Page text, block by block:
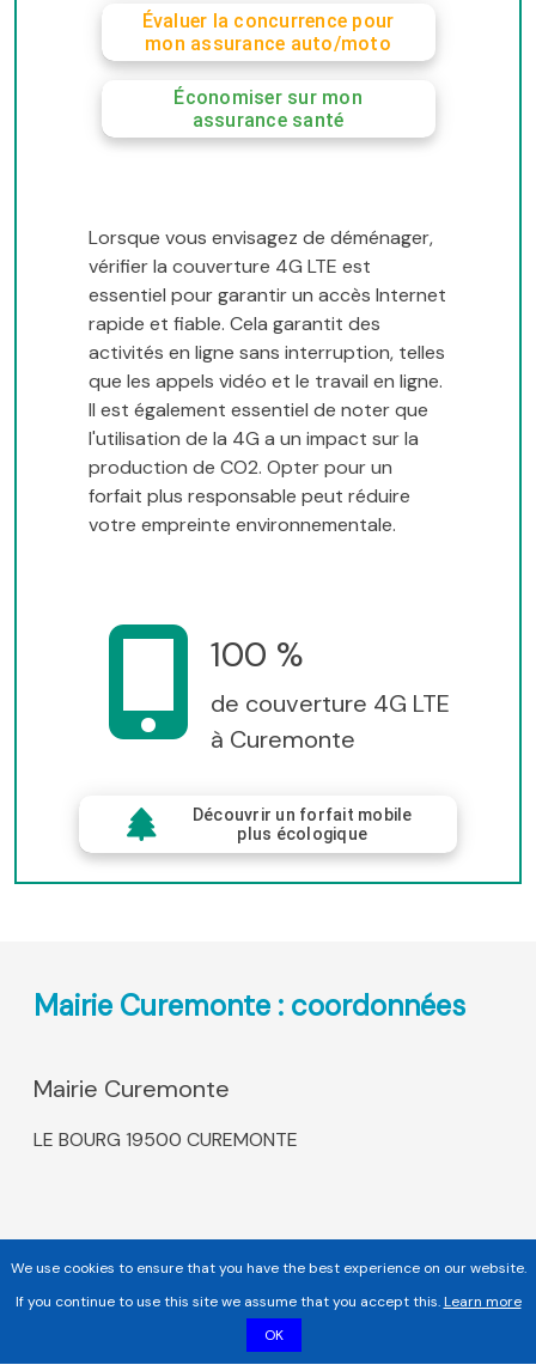
Évaluer la concurrence pour
mon assurance auto/moto
Économiser sur mon
assurance santé
Lorsque vous envisagez de déménager,
vérifier la couverture 4G LTE est
essentiel pour garantir un accès Internet
rapide et fiable. Cela garantit des
activités en ligne sans interruption, telles
que les appels vidéo et le travail en ligne.
Il est également essentiel de noter que
l'utilisation de la 4G a un impact sur la
production de CO2. Opter pour un
forfait plus responsable peut réduire
votre empreinte environnementale.
100 %
de couverture 4G LTE
à Curemonte
Découvrir un forfait mobile
plus écologique
Mairie Curemonte : coordonnées
Mairie Curemonte
LE BOURG 19500 CUREMONTE
We use cookies to ensure that you have the best experience on our website.
If you continue to use this site we assume that you accept this.Learn more
OK